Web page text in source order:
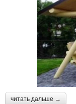
читать дальше →